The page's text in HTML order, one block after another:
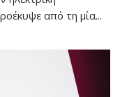
από τη μία...